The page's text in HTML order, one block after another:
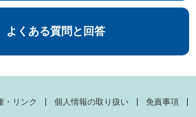
よくある質問と回答
・リンク 個人情報の取り扱い 免責事項